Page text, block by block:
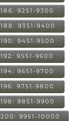
186: 9251-9300
188: 9351-9400
190: 9451-9500
192: 9551-9600
194: 9651-9700
196: 9751-9800
198: 9851-9900
200: 9951-10000